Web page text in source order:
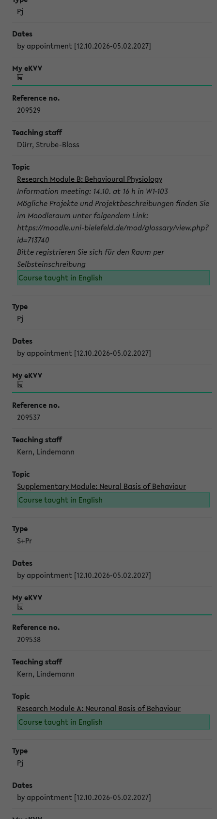
Pj
by appointment [12.10.2026-05.02.2027]
209529
Dürr, Strube-Bloss
Research Module B: Behavioural Physiology
Information meeting: 14.10. at 16 h in W1-103
Mögliche Projekte und Projektbeschreibungen finden Sie
im Moodleraum unter folgendem Link:
https://moodle.uni-bielefeld.de/mod/glossary/view.php?
id=713740
Bitte registrieren Sie sich für den Raum per
Selbsteinschreibung
Course taught in English
Pj
by appointment [12.10.2026-05.02.2027]
209537
Kern, Lindemann
Supplementary Module: Neural Basis of Behaviour
Course taught in English
S+Pr
by appointment [12.10.2026-05.02.2027]
209538
Kern, Lindemann
Research Module A: Neuronal Basis of Behaviour
Course taught in English
Pj
by appointment [12.10.2026-05.02.2027]